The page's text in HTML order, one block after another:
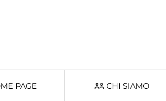
PAGE CHI SIAMO